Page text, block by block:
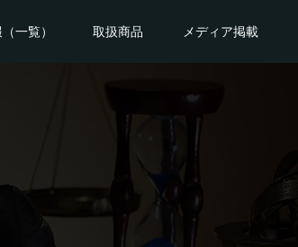
一覧） 取扱商品 メディア掲載